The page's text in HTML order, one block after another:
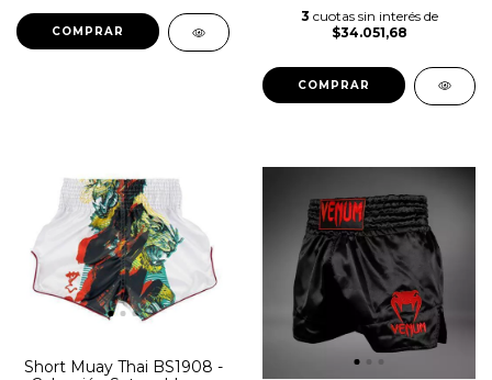
COMPRAR
3 cuotas sin interés de
$34.051,68
COMPRAR
Short Muay Thai BS1908 -